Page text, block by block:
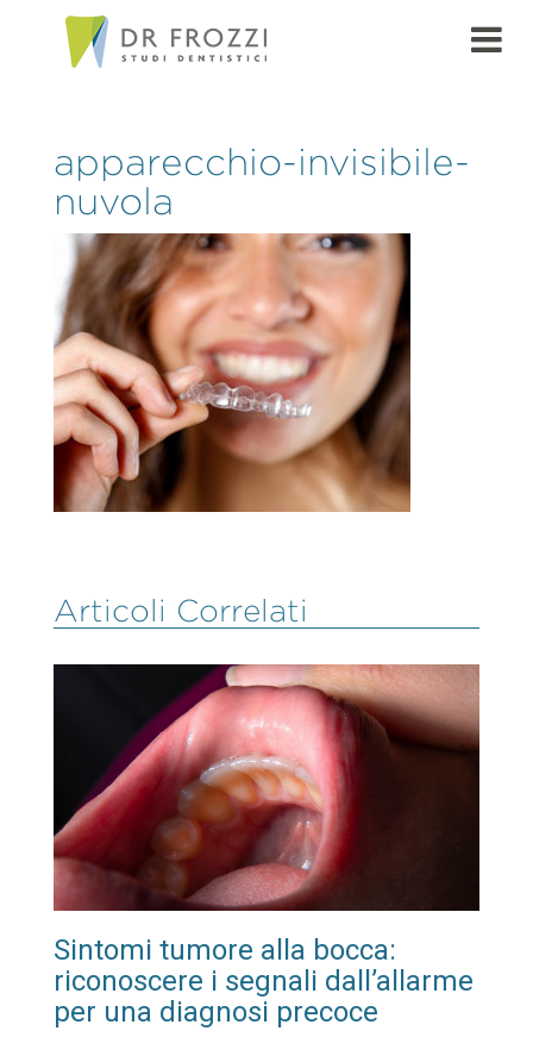
apparecchio-invisibile-
nuvola
Articoli Correlati
Sintomi tumore alla bocca:
riconoscere i segnali dall’allarme
per una diagnosi precoce